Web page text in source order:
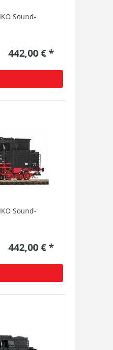
Sound-
442,00 € *
Sound-
442,00 € *